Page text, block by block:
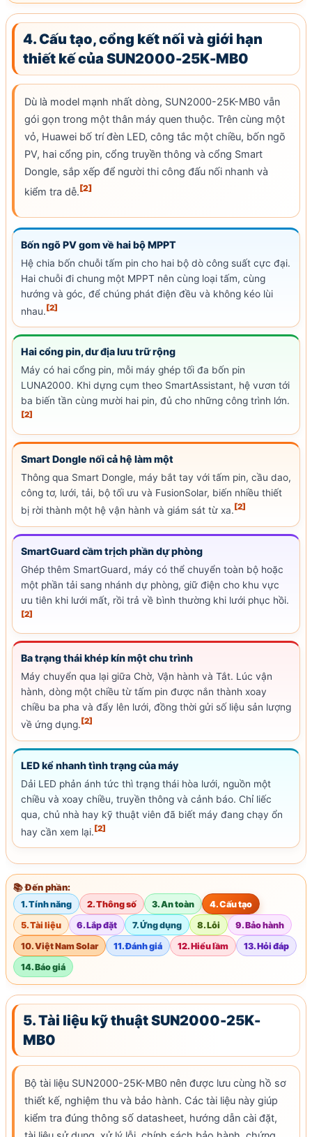
4. Cấu tạo, cổng kết nối và giới hạn
thiết kế của SUN2000-25K-MB0
Dù là model mạnh nhất dòng, SUN2000-25K-MB0 vẫn
gói gọn trong một thân máy quen thuộc. Trên cùng một
vỏ, Huawei bố trí đèn LED, công tắc một chiều, bốn ngõ
PV, hai cổng pin, cổng truyền thông và cổng Smart
Dongle, sắp xếp để người thi công đấu nối nhanh và
kiểm tra dễ.[2]
Bốn ngõ PV gom về hai bộMPPT
Hệ chia bốn chuỗi tấm pin cho hai bộ dò công suất cực đại.
Hai chuỗi đi chung một MPPT nên cùng loại tấm, cùng
hướng và góc, để chúng phát điện đều và không kéo lùi
nhau.[2]
Hai cổng pin, dư địa lưu trữ rộng
Máy có hai cổng pin, mỗi máy ghép tối đa bốn pin
LUNA2000. Khi dựng cụm theo SmartAssistant, hệ vươn tới
ba biến tần cùng mười hai pin, đủ cho những công trình lớn.
[2]
Smart Dongle nối cả hệ làm một
Thông qua Smart Dongle, máy bắt tay với tấm pin, cầu dao,
công tơ, lưới, tải, bộ tối ưu và FusionSolar, biến nhiều thiết
bị rời thành một hệ vận hành và giám sát từ xa. [2]
SmartGuard cầm trịch phần dự phòng
Ghép thêm SmartGuard, máy có thể chuyển toàn bộ hoặc
một phần tải sang nhánh dự phòng, giữ điện cho khu vực
ưu tiên khi lưới mất, rồi trả về bình thường khi lưới phục hồi.
[2]
Ba trạng thái khép kín một chu trình
Máy chuyển qua lại giữa Chờ, Vận hành và Tắt. Lúc vận
hành, dòng một chiều từ tấm pin được nắn thành xoay
chiều ba pha và đẩy lên lưới, đồng thời gửi số liệu sản lượng
về ứng dụng. [2]
LEDkể nhanh tình trạng của máy
Dải LED phản ánh tức thì trạng thái hòa lưới, nguồn một
chiều và xoay chiều, truyền thông và cảnh báo. Chỉ liếc
qua, chủ nhà hay kỹ thuật viên đã biết máy đang chạy ổn
hay cần xem lại.[2]
📚 Đến phần:
1. Tính năng 2. Thông số 3. An toàn
4. Cấu tạo
5. Tài liệu
6. Lắp đặt 7. Ứng dụng 8. Lỗi
9. Bảo hành
10. Việt Nam Solar
11. Đánh giá 12. Hiểu lầm
13. Hỏi đáp
14. Báo giá
5. Tài liệu kỹ thuật SUN2000-25K-
MB0
Bộ tài liệu SUN2000-25K-MB0 nên được lưu cùng hồ sơ
thiết kế, nghiệm thu và bảo hành. Các tài liệu này giúp
kiểm tra đúng thông số datasheet, hướng dẫn cài đặt,